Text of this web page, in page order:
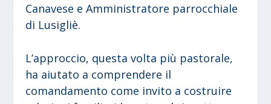
Canavese e Amministratore parrocchiale
di Lusigliè.
L’approccio, questa volta più pastorale,
ha aiutato a comprendere il
comandamento come invito a costruire